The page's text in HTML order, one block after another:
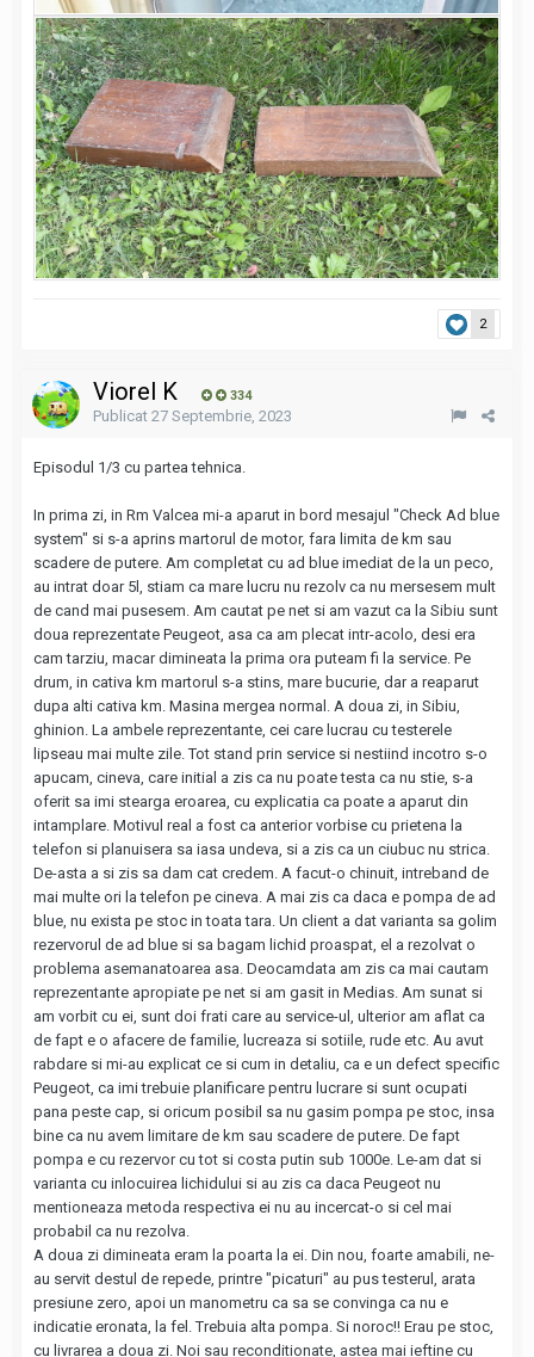
2
Viorel K 334
Publicat 27 Septembrie, 2023
Episodul 1/3 cu partea tehnica.
In prima zi, in Rm Valcea mi-a aparut in bord mesajul "Check Ad blue
system" si s-a aprins martorul de motor, fara limita de km sau
scadere de putere. Am completat cu ad blue imediat de la un peco,
au intrat doar 5l, stiam ca mare lucru nu rezolv ca nu mersesem mult
de cand mai pusesem. Am cautat pe net si am vazut ca la Sibiu sunt
doua reprezentate Peugeot, asa ca am plecat intr-acolo, desi era
cam tarziu, macar dimineata la prima ora puteam fi la service. Pe
drum, in cativa km martorul s-a stins, mare bucurie, dar a reaparut
dupa alti cativa km. Masina mergea normal. A doua zi, in Sibiu,
ghinion. La ambele reprezentante, cei care lucrau cu testerele
lipseau mai multe zile. Tot stand prin service si nestiind incotro s-o
apucam, cineva, care initial a zis ca nu poate testa ca nu stie, s-a
oferit sa imi stearga eroarea, cu explicatia ca poate a aparut din
intamplare. Motivul real a fost ca anterior vorbise cu prietena la
telefon si planuisera sa iasa undeva, si a zis ca un ciubuc nu strica.
De-asta a si zis sa dam cat credem. A facut-o chinuit, intreband de
mai multe ori la telefon pe cineva. A mai zis ca daca e pompa de ad
blue, nu exista pe stoc in toata tara. Un client a dat varianta sa golim
rezervorul de ad blue si sa bagam lichid proaspat, el a rezolvat o
problema asemanatoarea asa. Deocamdata am zis ca mai cautam
reprezentante apropiate pe net si am gasit in Medias. Am sunat si
am vorbit cu ei, sunt doi frati care au service-ul, ulterior am aflat ca
de fapt e o afacere de familie, lucreaza si sotiile, rude etc. Au avut
rabdare si mi-au explicat ce si cum in detaliu, ca e un defect specific
Peugeot, ca imi trebuie planificare pentru lucrare si sunt ocupati
pana peste cap, si oricum posibil sa nu gasim pompa pe stoc, insa
bine ca nu avem limitare de km sau scadere de putere. De fapt
pompa e cu rezervor cu tot si costa putin sub 1000e. Le-am dat si
varianta cu inlocuirea lichidului si au zis ca daca Peugeot nu
mentioneaza metoda respectiva ei nu au incercat-o si cel mai
probabil ca nu rezolva.
A doua zi dimineata eram la poarta la ei. Din nou, foarte amabili, ne-
au servit destul de repede, printre "picaturi" au pus testerul, arata
presiune zero, apoi un manometru ca sa se convinga ca nu e
indicatie eronata, la fel. Trebuia alta pompa. Si noroc!! Erau pe stoc,
cu livrarea a doua zi. Noi sau reconditionate, astea mai ieftine cu